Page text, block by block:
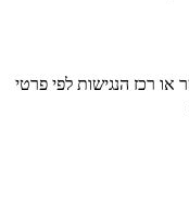
או רכז הנגישות לפי פרטי